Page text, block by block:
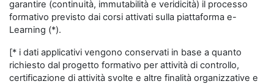
garantire (continuità, immutabilità e veridicità) il processo
formativo previsto dai corsi attivati sulla piattaforma e-
Learning (*).
[* i dati applicativi vengono conservati in base a quanto
richiesto dal progetto formativo per attività di controllo,
certificazione di attività svolte e altre finalità organizzative e